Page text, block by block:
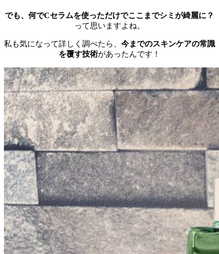
でも、何でCセラムを使っただけでここまでシミが綺麗に？
って思いますよね。
私も気になって詳しく調べたら、 今までのスキンケアの常識
を覆す技術があったんです！